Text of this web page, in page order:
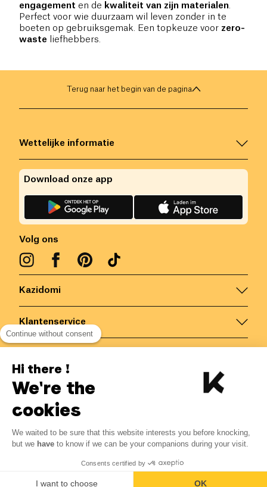
engagement en de kwaliteit van zijn materialen
Perfect voor wie duurzaam wil leven zonder in te
boeten op gebruiksgemak. Een topkeuze voor zero-
waste liefhebbers.
Terug naar het begin van de pagina
Kazidomi
Klantenservice
Wettelijke informatie
Volg ons
Download onze app
België/NL
Alle rechten voorbehouden
Continue without consent
Hi there !
We're the
cookies
We waited to be sure that this website interests you before knocking,
but we have to know if we can be your companions during your visit.
Consents certified by
I want to choose OK